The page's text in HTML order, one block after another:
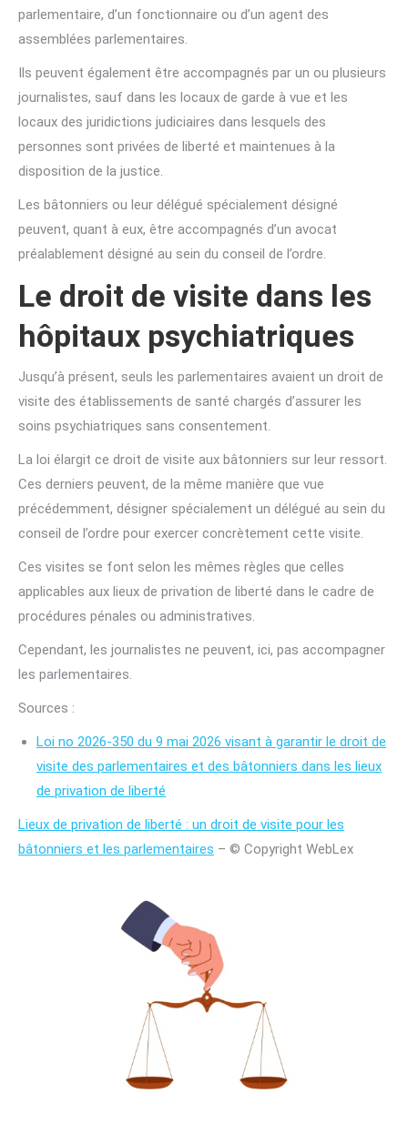
parlementaire, d’un fonctionnaire ou d’un agent des
assemblées parlementaires.
Ils peuvent également être accompagnés par un ou plusieurs
journalistes, sauf dans les locaux de garde à vue et les
locaux des juridictions judiciaires dans lesquels des
personnes sont privées de liberté et maintenues à la
disposition de la justice.
Les bâtonniers ou leur délégué spécialement désigné
peuvent, quant à eux, être accompagnés d’un avocat
préalablement désigné au sein du conseil de l’ordre.
Le droit de visite dans les
hôpitaux psychiatriques
Jusqu’à présent, seuls les parlementaires avaient un droit de
visite des établissements de santé chargés d’assurer les
soins psychiatriques sans consentement.
La loi élargit ce droit de visite aux bâtonniers sur leur ressort.
Ces derniers peuvent, de la même manière que vue
précédemment, désigner spécialement un délégué au sein du
conseil de l’ordre pour exercer concrètement cette visite.
Ces visites se font selon les mêmes règles que celles
applicables aux lieux de privation de liberté dans le cadre de
procédures pénales ou administratives.
Cependant, les journalistes ne peuvent, ici, pas accompagner
les parlementaires.
Sources :
Loi no 2026-350 du 9 mai 2026 visant à garantir le droit de
visite des parlementaires et des bâtonniers dans les lieux
de privation de liberté
Lieux de privation de liberté : un droit de visite pour les
bâtonniers et les parlementaires – © Copyright WebLex